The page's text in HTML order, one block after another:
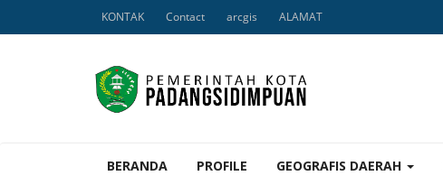
KONTAK Contact arcgis ALAMAT
BERANDA PROFILE GEOGRAFIS DAERAH